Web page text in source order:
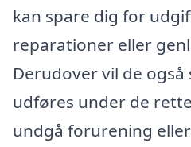
kan spare dig for
reparationer eller
Derudover vil de
udføres under de
undgå forurening